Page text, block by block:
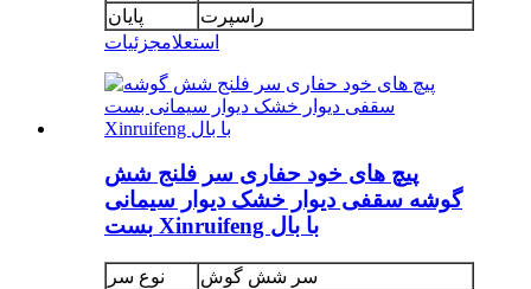
پایان
راسپرت
استعلامجزئیات
پیچ های خود حفاری سر فلنج شش
گوشه سقفی دیوار خشک دیوار سیمانی
بست Xinruifeng با بال
نوع سر
سر شش گوش